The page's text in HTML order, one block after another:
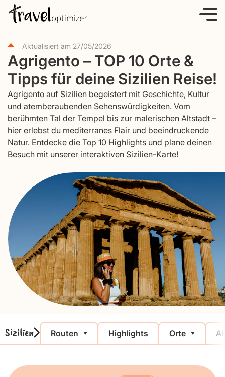
Aktualisiert am 27/05/2026
Agrigento – TOP 10 Orte &
Tipps für deine Sizilien Reise!
Agrigento auf Sizilien begeistert mit Geschichte, Kultur
und atemberaubenden Sehenswürdigkeiten. Vom
berühmten Tal der Tempel bis zur malerischen Altstadt –
hier erlebst du mediterranes Flair und beeindruckende
Natur. Entdecke die Top 10 Highlights und plane deinen
Besuch mit unserer interaktiven Sizilien-Karte!
Sizilien Routen Highlights Orte